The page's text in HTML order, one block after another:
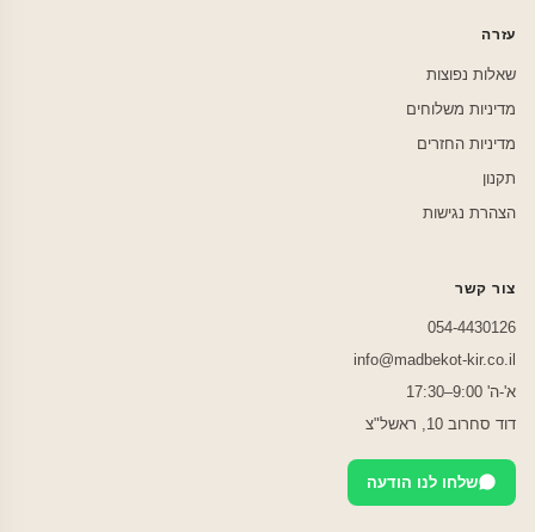
עזרה
שאלות נפוצות
מדיניות משלוחים
מדיניות החזרים
תקנון
הצהרת נגישות
צור קשר
054-4430126
info@madbekot-kir.co.il
א'-ה' 9:00–17:30
דוד סחרוב 10, ראשל"צ
שלחו לנו הודעה